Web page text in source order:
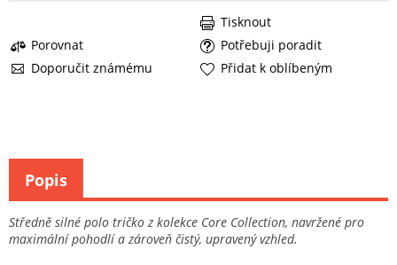
Porovnat
Potřebuji poradit
Doporučit známému
Tisknout
Přidat k oblíbeným
Středně silné polo tričko z kolekce Core Collection, navržené pro
maximální pohodlí a zároveň čistý, upravený vzhled.
Popis